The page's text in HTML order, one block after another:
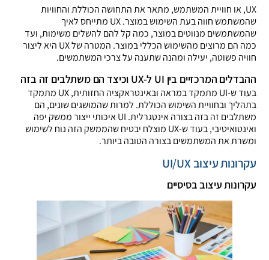
UX, או חוויית המשתמש, מתאר את התחושה הכוללת והחוויות
שהמשתמש חווה בעת השימוש במוצר. UX מתייחס לאיך
שהמשתמשים מנווטים במוצר, כמה קל להם להשלים משימות, ועד
כמה הם מרוצים מהשימוש הכללי במוצר. המטרה של UX היא ליצור
חוויה פשוטה, יעילה ומהנה שתענה על צרכי המשתמשים.
ההבדלים המרכזיים בין UI ל-UX וכיצד הם משתלבים זה בזה
בעוד ש-UI מתמקד במראה ובאינטראקציה החזותית, UX מתמקד
בתהליך ובחוויית השימוש הכוללת. למרות שהמושגים שונים, הם
משתלבים זה בזה בצורה אינטגרלית. UI איכותי ייצור ממשק יפה
ואינטואיטיבי, בעוד ש-UX מוצלח יבטיח שהממשק הזה נוח לשימוש
ומשרת את המשתמשים בצורה הטובה ביותר.
עקרונות עיצוב UI/UX
עקרונות עיצוב בסיסיים